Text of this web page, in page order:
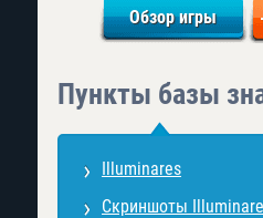
Обзор игры
Пункты базы
Illuminares
Скриншоты